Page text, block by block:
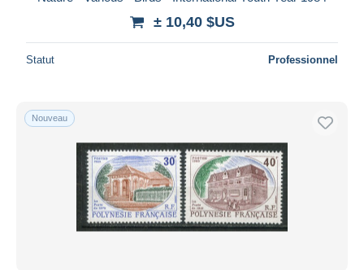
± 10,40 $US
Statut Professionnel
Nouveau